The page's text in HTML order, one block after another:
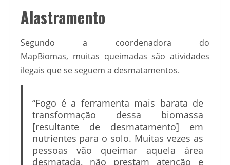
Alastramento
Segundo a coordenadora do
MapBiomas, muitas queimadas são atividades
ilegais que se seguem a desmatamentos.
“Fogo é a ferramenta mais barata de
transformação dessa biomassa
[resultante de desmatamento] em
nutrientes para o solo. Muitas vezes as
pessoas vão queimar aquela área
desmatada, não prestam atenção e